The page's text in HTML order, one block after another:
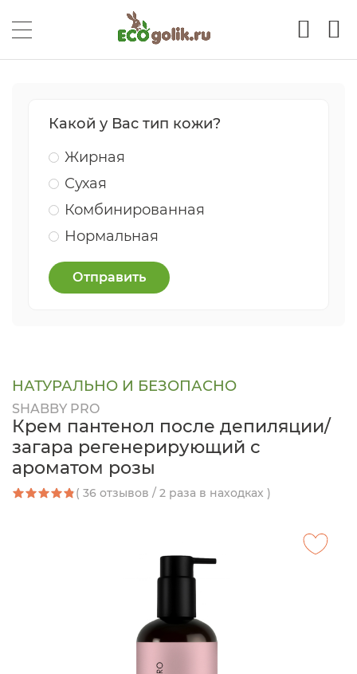
Какой у Вас тип кожи?
Жирная
Сухая
Комбинированная
Нормальная
Отправить
НАТУРАЛЬНО И БЕЗОПАСНО
SHABBY PRO
Крем пантенол после депиляции/
загара регенерирующий с
ароматом розы
( 36 отзывов / 2 раза в находках )